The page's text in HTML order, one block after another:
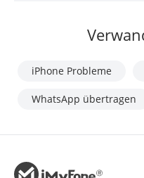
iPhone Probleme
WhatsApp übertragen